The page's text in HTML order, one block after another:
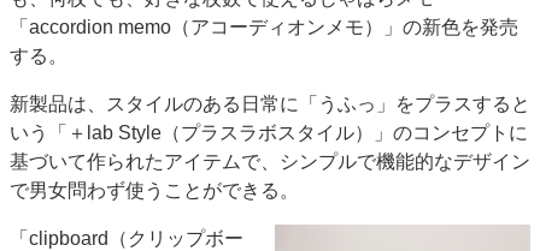
特集記事カテゴリー一覧
2022 見える化・MIS特集
JAPAN PACK 2023 特集
中古印刷機・製本機特集
2022 検査・校正特集
特集・デジタル印刷 ～ 新成長軌道を描く
案内
発刊案内
JFPI印刷用語集
「accordion memo（アコーディオンメモ）」の新色を発売
する。
新製品は、スタイルのある日常に「うふっ」をプラスすると
いう「＋lab Style（プラスラボスタイル）」のコンセプトに
基づいて作られたアイテムで、シンプルで機能的なデザイン
で男女問わず使うことができる。
「clipboard（クリップボー